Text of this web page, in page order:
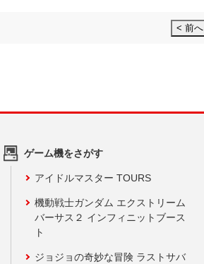
< 前へ
ゲーム機をさがす
アイドルマスター TOURS
機動戦士ガンダム エクストリーム
バーサス２ インフィニットブース
ト
ジョジョの奇妙な冒険 ラストサバ